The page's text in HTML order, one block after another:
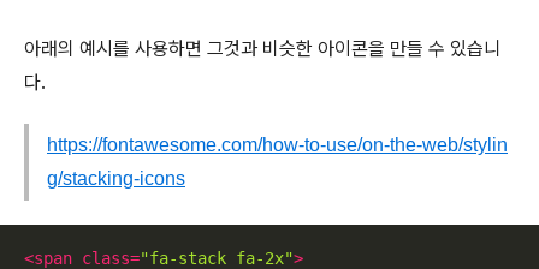
아래의 예시를 사용하면 그것과 비슷한 아이콘을 만들 수 있습니
다.
https://fontawesome.com/how-to-use/on-the-web/stylin
g/stacking-icons
<span class="fa-stack fa-2x">